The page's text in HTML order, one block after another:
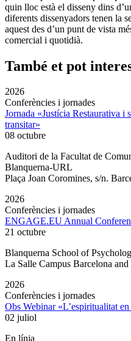
quin lloc està el disseny dins
diferents dissenyadors tenen la
aquest des d’un punt de vista
comercial i quotidià.
També et pot
2026
Conferències i jornades
Jornada «Justícia Restaurativa
transitar»
08 octubre
Auditori de la Facultat de
Blanquerna-URL
Plaça Joan Coromines, s/n.
2026
Conferències i jornades
ENGAGE.EU Annual
21 octubre
Blanquerna School of
La Salle Campus Barcelona
2026
Conferències i jornades
Obs Webinar «L’espiritualitat
02 juliol
En línia